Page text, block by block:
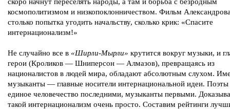
космополитизмом и низкопоклонничеством. Фильм
столько попытка угодить начальству, сколько крик: «Спасите
интернационализм!»
Не случайно все в «Ширли-Мырли» крутится вокруг музыки, и
герои (Кроликов — Шниперсон — Алмазов), превращаясь из
националистов в людей мира, обладают абсолютным слухом.
музыканты — главные носители интернациональной идеи. Поэты
единое человечество последними, музыканты первыми.
такой интернационализм очень просто. Составим рейтинги